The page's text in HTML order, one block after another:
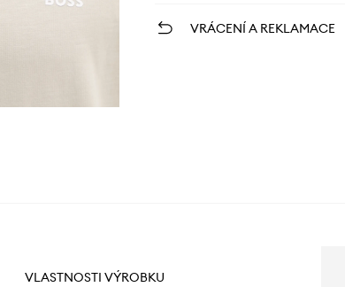
VRÁCENÍ A REKLAMACE
VLASTNOSTI VÝROBKU